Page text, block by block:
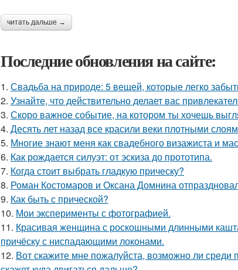
читать дальше →
Последние обновления на сайте:
1. Свадьба на природе: 5 вещей, которые легко
2. Узнайте, что действительно делает вас
3. Скоро важное событие, на котором ты хочешь
4. Десять лет назад все красили веки плотными
5. Многие знают меня как свадебного визажиста и
6. Как рождается силуэт: от эскиза до прототипа.
7. Когда стоит выбрать гладкую прическу?
8. Роман Костомаров и Оксана Домнина
9. Как быть с прической?
10. Мои эксперименты с фотографией.
11. Красивая женщина с роскошными длинными
причёску с ниспадающими локонами.
12. Вот скажите мне пожалуйста, возможно ли среди